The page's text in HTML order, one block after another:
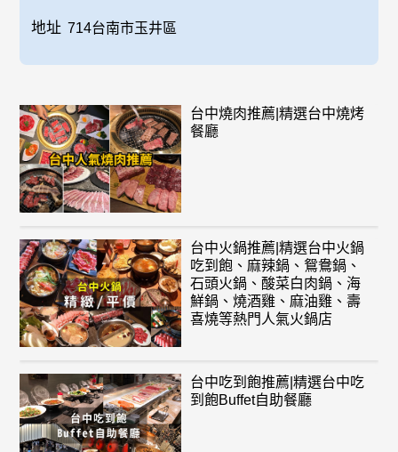
地址 714台南市玉井區
台中燒肉推薦|精選台中燒烤
餐廳
台中火鍋推薦|精選台中火鍋
吃到飽、麻辣鍋、鴛鴦鍋、
石頭火鍋、酸菜白肉鍋、海
鮮鍋、燒酒雞、麻油雞、壽
喜燒等熱門人氣火鍋店
台中吃到飽推薦|精選台中吃
到飽Buffet自助餐廳